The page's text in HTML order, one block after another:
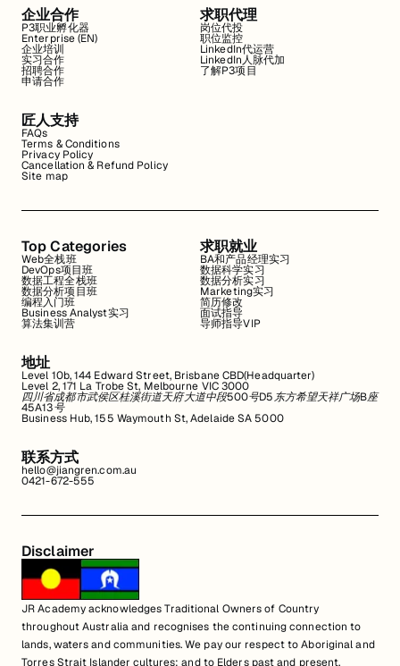
企业合作
P3职业孵化器
Enterprise (EN)
企业培训
实习合作
招聘合作
申请合作
求职代理
岗位代投
职位监控
LinkedIn代运营
LinkedIn人脉代加
了解P3项目
匠人支持
FAQs
Terms & Conditions
Privacy Policy
Cancellation & Refund Policy
Site map
Top Categories
Web全栈班
DevOps项目班
数据工程全栈班
数据分析项目班
编程入门班
Business Analyst实习
算法集训营
求职就业
BA和产品经理实习
数据科学实习
数据分析实习
Marketing实习
简历修改
面试指导
导师指导VIP
地址
Level 10b, 144 Edward Street, Brisbane CBD(Headquarter)
Level 2, 171 La Trobe St, Melbourne VIC 3000
四川省成都市武侯区桂溪街道天府大道中段500号D5东方希望天祥广场B座
45A13号
Business Hub, 155 Waymouth St, Adelaide SA 5000
联系方式
hello@jiangren.com.au
0421-672-555
Disclaimer
JR Academy acknowledges Traditional Owners of Country
throughout Australia and recognises the continuing connection to
lands, waters and communities. We pay our respect to Aboriginal and
Torres Strait Islander cultures; and to Elders past and present.